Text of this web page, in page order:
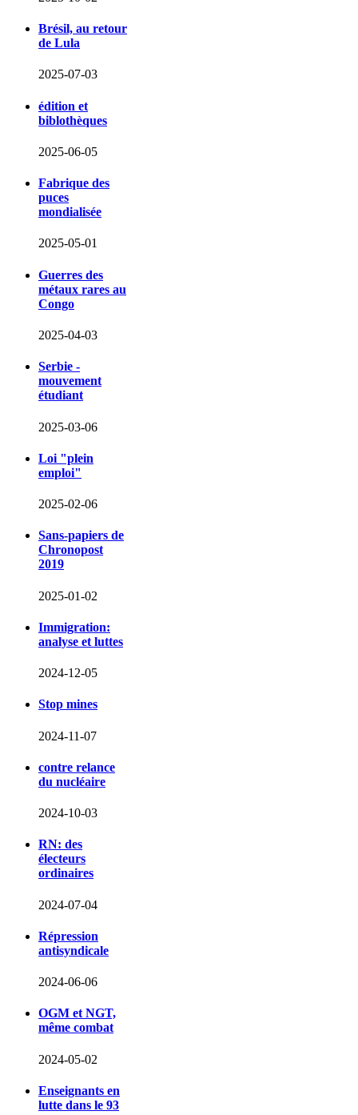
Brésil, au retour
de Lula
2025-07-03
édition et
biblothèques
2025-06-05
Fabrique des
puces
mondialisée
2025-05-01
Guerres des
métaux rares au
Congo
2025-04-03
Serbie -
mouvement
étudiant
2025-03-06
Loi "plein
emploi"
2025-02-06
Sans-papiers de
Chronopost
2019
2025-01-02
Immigration:
analyse et luttes
2024-12-05
Stop mines
2024-11-07
contre relance
du nucléaire
2024-10-03
RN: des
électeurs
ordinaires
2024-07-04
Répression
antisyndicale
2024-06-06
OGM et NGT,
même combat
2024-05-02
Enseignants en
lutte dans le 93